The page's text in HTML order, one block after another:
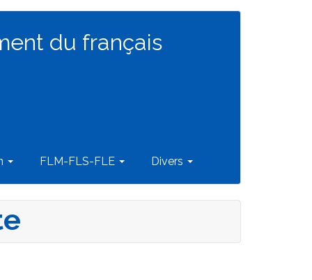
du français
FLM-FLS-FLE Divers